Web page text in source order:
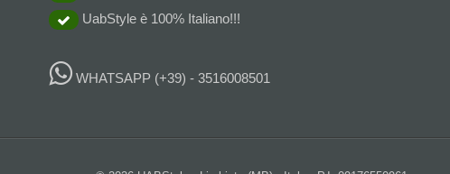
UabStyle è 100% Italiano!!!
WHATSAPP (+39) - 3516008501